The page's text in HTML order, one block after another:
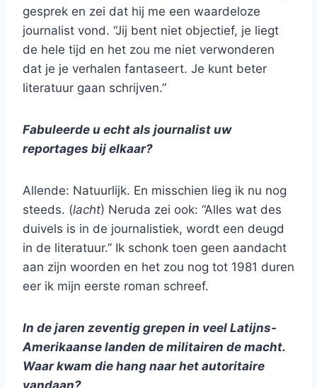
gesprek en zei dat hij me een waardeloze
journalist vond. “Jij bent niet objectief, je liegt
de hele tijd en het zou me niet verwonderen
dat je je verhalen fantaseert. Je kunt beter
literatuur gaan schrijven.”
Fabuleerde u echt als journalist uw
reportages bij elkaar?
Allende: Natuurlijk. En misschien lieg ik nu nog
steeds. (lacht) Neruda zei ook: “Alles wat des
duivels is in de journalistiek, wordt een deugd
in de literatuur.” Ik schonk toen geen aandacht
aan zijn woorden en het zou nog tot 1981 duren
eer ik mijn eerste roman schreef.
In de jaren zeventig grepen in veel Latijns-
Amerikaanse landen de militairen de macht.
Waar kwam die hang naar het autoritaire
vandaan?